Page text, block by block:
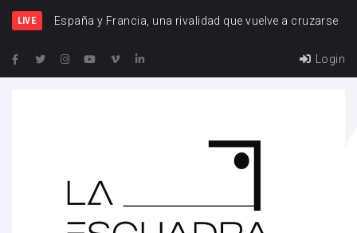
LIVE España y Francia, una rivalidad que vuelve a cruzarse
Login